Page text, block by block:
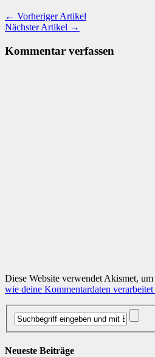
← Vorheriger Artikel
Nächster Artikel →
Kommentar verfassen
Diese Website verwendet Akismet,
wie deine Kommentardaten
Neueste Beiträge